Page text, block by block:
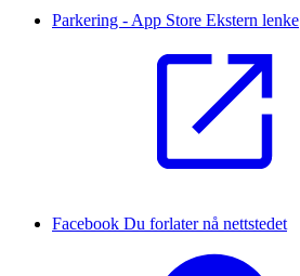
Parkering - App Store Ekstern lenke
Facebook Du forlater nå nettstedet